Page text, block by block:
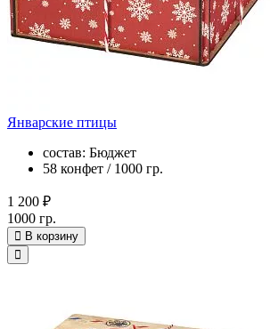
Январские птицы
состав: Бюджет
58 конфет / 1000 гр.
1 200 ₽
1000 гр.
В корзину